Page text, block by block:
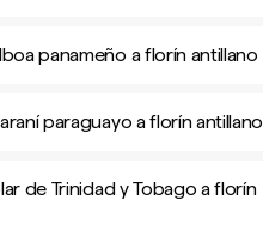
panameño a florín antillano
paraguayo a florín antillano
de Trinidad y Tobago a florín